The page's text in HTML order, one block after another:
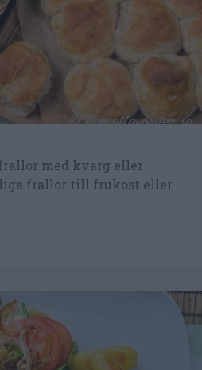
med kvarg eller
frallor till frukost eller